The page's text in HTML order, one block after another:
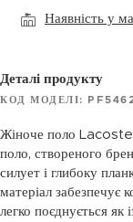
Наявність у
Деталі продукту
КОД МОДЕЛІ:
Жіноче поло Lacoste
поло, створеного
силует і глибоку
матеріал забезпечує
легко поєднується як